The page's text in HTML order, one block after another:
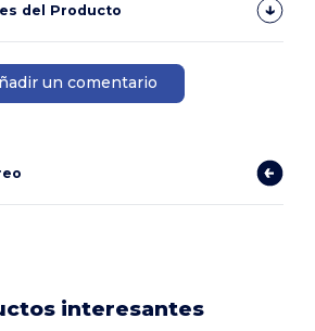
del Producto
un comentario
interesantes